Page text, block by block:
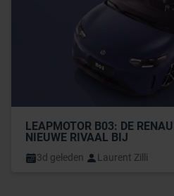
LEAPMOTOR B03: DE
NIEUWE RIVAAL BIJ
3d geleden Laurent Zilli